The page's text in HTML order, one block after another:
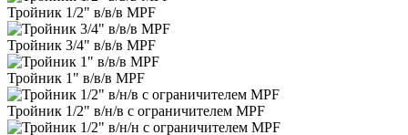
Тройник 1/2" в/в/в MPF
Тройник 3/4" в/в/в MPF
Тройник 1" в/в/в MPF
Тройник 1/2" в/н/в с ограничителем MPF